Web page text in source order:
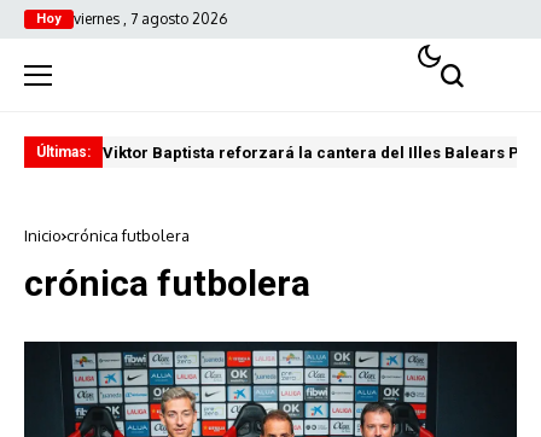
Hoy viernes , 7 agosto 2026
Últimas: Viktor Baptista reforzará la cantera del Illes Balears
Inicio crónica futbolera
crónica futbolera